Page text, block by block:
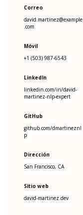
Correo
david.martinez@example
.com
Móvil
+1 (503) 987-6543
LinkedIn
linkedin.com/in/david-
martinez-nlp-expert
GitHub
github.com/dmartineznl
p
Dirección
San Francisco, CA
Sitio web
david-martinez.dev